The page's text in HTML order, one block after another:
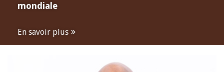
mondiale
En savoir plus